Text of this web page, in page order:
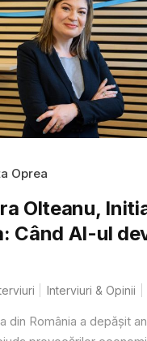
Oprea
Olteanu,
Când AI-ul
Interviuri & Opinii
din România a depășit